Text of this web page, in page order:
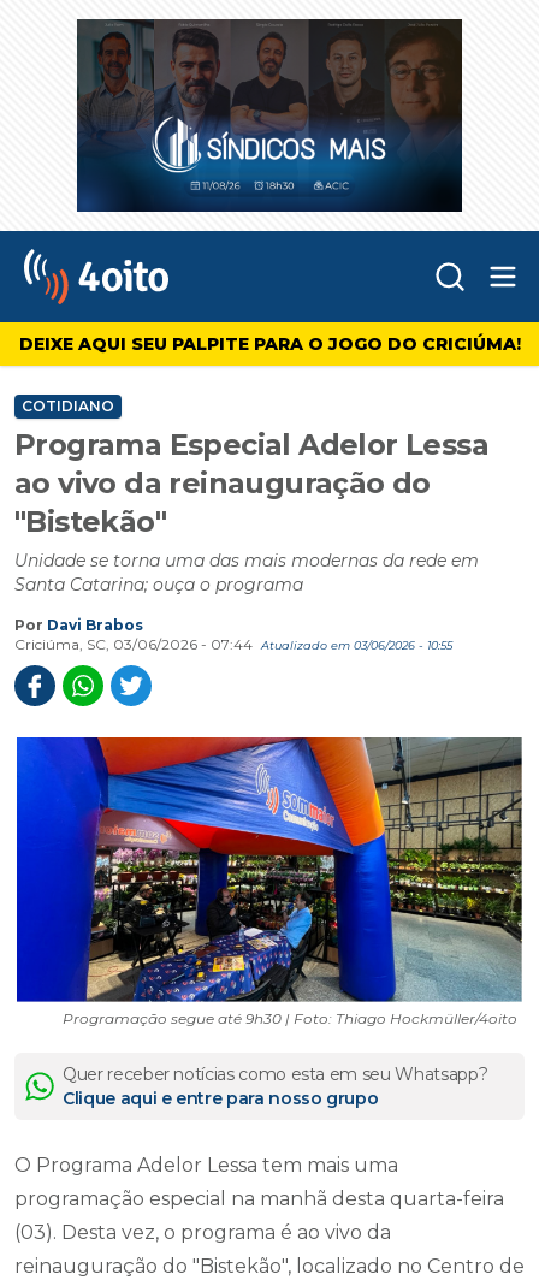
4oito
DEIXE AQUI SEU PALPITE PARA O JOGO DO CRICIÚMA!
COTIDIANO
Programa Especial Adelor Lessa
ao vivo da reinauguração do
"Bistekão"
Unidade se torna uma das mais modernas da rede em
Santa Catarina; ouça o programa
Por Davi Brabos
Criciúma, SC, 03/06/2026 - 07:44
Atualizado em 03/06/2026 - 10:55
Programação segue até 9h30 | Foto: Thiago Hockmüller/4oito
Quer receber notícias como esta em seu Whatsapp?
Clique aqui e entre para nosso grupo
O Programa Adelor Lessa tem mais uma
programação especial na manhã desta quarta-feira
(03). Desta vez, o programa é ao vivo da
reinauguração do "Bistekão", localizado no Centro de